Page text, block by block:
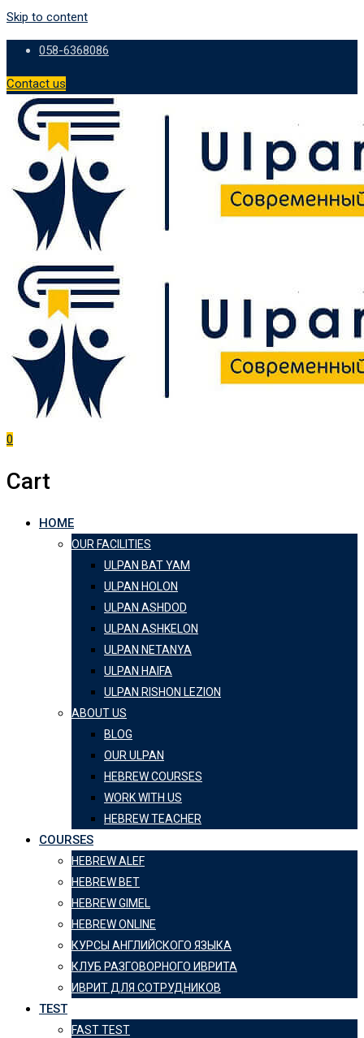
Skip to content
058-6368086
Contact us
0
Cart
HOME
OUR FACILITIES
ULPAN BAT YAM
ULPAN HOLON
ULPAN ASHDOD
ULPAN ASHKELON
ULPAN NETANYA
ULPAN HAIFA
ULPAN RISHON LEZION
ABOUT US
BLOG
OUR ULPAN
HEBREW COURSES
WORK WITH US
HEBREW TEACHER
COURSES
HEBREW ALEF
HEBREW BET
HEBREW GIMEL
HEBREW ONLINE
КУРСЫ АНГЛИЙСКОГО ЯЗЫКА
КЛУБ РАЗГОВОРНОГО ИВРИТА
ИВРИТ ДЛЯ СОТРУДНИКОВ
TEST
FAST TEST